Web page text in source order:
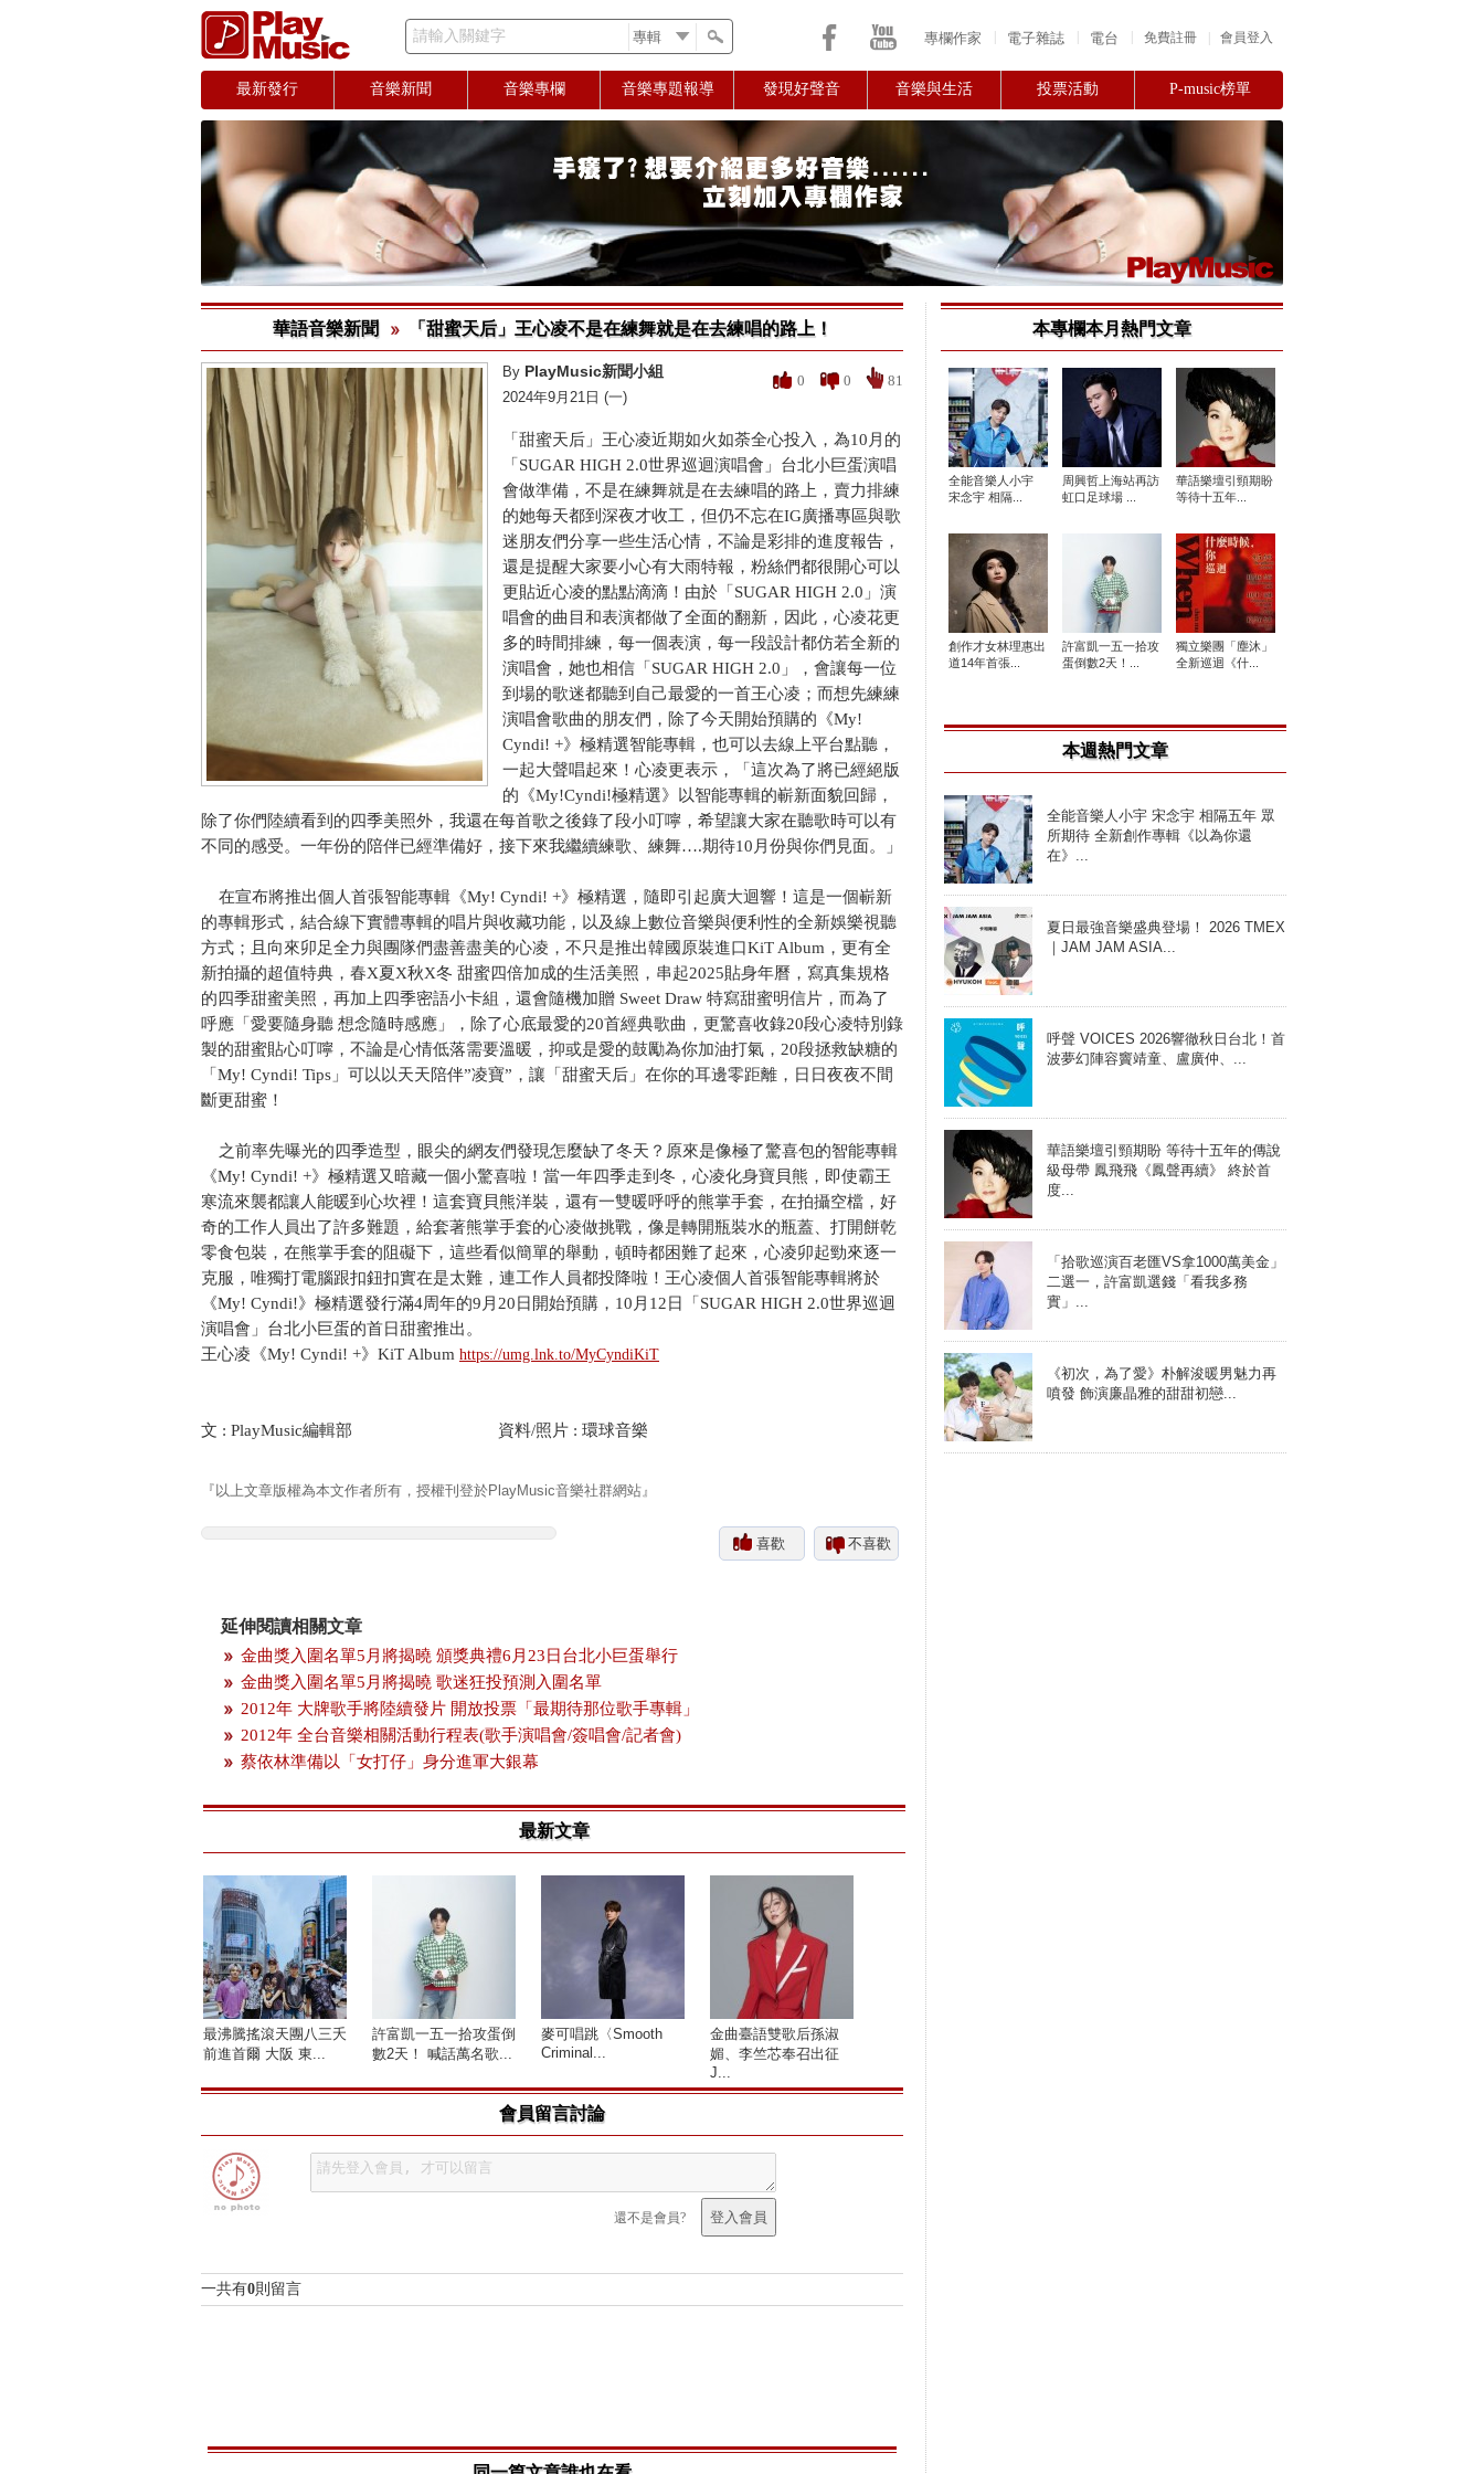
請輸入關鍵字 會員登入
免費註冊
專欄作家 電子雜誌 電台
最新發行 音樂新聞 音樂專欄 音樂專題報導 發現好聲音 音樂與生活 投票活動 P-music榜單
華語音樂新聞 「甜蜜天后」王心凌不是在練舞就是在去練唱的路上！
0 0 81
By PlayMusic新聞小組
2024年9月21日 (一)
「甜蜜天后」王心凌近期如火如荼全心投入，為10月的
「SUGAR HIGH 2.0世界巡迴演唱會」台北小巨蛋演唱
會做準備，不是在練舞就是在去練唱的路上，賣力排練
的她每天都到深夜才收工，但仍不忘在IG廣播專區與歌
迷朋友們分享一些生活心情，不論是彩排的進度報告，
還是提醒大家要小心有大雨特報，粉絲們都很開心可以
更貼近心凌的點點滴滴！由於「SUGAR HIGH 2.0」演
唱會的曲目和表演都做了全面的翻新，因此，心凌花更
多的時間排練，每一個表演，每一段設計都仿若全新的
演唱會，她也相信「SUGAR HIGH 2.0」，會讓每一位
到場的歌迷都聽到自己最愛的一首王心凌；而想先練練
演唱會歌曲的朋友們，除了今天開始預購的《My!
Cyndi! +》極精選智能專輯，也可以去線上平台點聽，
一起大聲唱起來！心凌更表示，「這次為了將已經絕版
的《My!Cyndi!極精選》以智能專輯的嶄新面貌回歸，
除了你們陸續看到的四季美照外，我還在每首歌之後錄了段小叮嚀，希望讓大家在聽歌時可以有
不同的感受。一年份的陪伴已經準備好，接下來我繼續練歌、練舞….期待10月份與你們見面。」
在宣布將推出個人首張智能專輯《My! Cyndi! +》極精選，隨即引起廣大迴響！這是一個嶄新
的專輯形式，結合線下實體專輯的唱片與收藏功能，以及線上數位音樂與便利性的全新娛樂視聽
方式；且向來卯足全力與團隊們盡善盡美的心凌，不只是推出韓國原裝進口KiT Album，更有全
新拍攝的超值特典，春X夏X秋X冬 甜蜜四倍加成的生活美照，串起2025貼身年曆，寫真集規格
的四季甜蜜美照，再加上四季密語小卡組，還會隨機加贈 Sweet Draw 特寫甜蜜明信片，而為了
呼應「愛要隨身聽 想念隨時感應」，除了心底最愛的20首經典歌曲，更驚喜收錄20段心凌特別錄
製的甜蜜貼心叮嚀，不論是心情低落需要溫暖，抑或是愛的鼓勵為你加油打氣，20段拯救缺糖的
「My! Cyndi! Tips」可以以天天陪伴”凌寶”，讓「甜蜜天后」在你的耳邊零距離，日日夜夜不間
斷更甜蜜！
之前率先曝光的四季造型，眼尖的網友們發現怎麼缺了冬天？原來是像極了驚喜包的智能專輯
《My! Cyndi! +》極精選又暗藏一個小驚喜啦！當一年四季走到冬，心凌化身寶貝熊，即使霸王
寒流來襲都讓人能暖到心坎裡！這套寶貝熊洋裝，還有一雙暖呼呼的熊掌手套，在拍攝空檔，好
奇的工作人員出了許多難題，給套著熊掌手套的心凌做挑戰，像是轉開瓶裝水的瓶蓋、打開餅乾
零食包裝，在熊掌手套的阻礙下，這些看似簡單的舉動，頓時都困難了起來，心凌卯起勁來逐一
克服，唯獨打電腦跟扣鈕扣實在是太難，連工作人員都投降啦！王心凌個人首張智能專輯將於
《My! Cyndi!》極精選發行滿4周年的9月20日開始預購，10月12日「SUGAR HIGH 2.0世界巡迴
演唱會」台北小巨蛋的首日甜蜜推出。
王心凌《My! Cyndi! +》KiT Album https://umg.lnk.to/MyCyndiKiT
文 : PlayMusic編輯部 資料/照片 : 環球音樂
『以上文章版權為本文作者所有，授權刊登於PlayMusic音樂社群網站』
喜歡 不喜歡
延伸閱讀相關文章
金曲獎入圍名單5月將揭曉 頒獎典禮6月23日台北小巨蛋舉行
金曲獎入圍名單5月將揭曉 歌迷狂投預測入圍名單
2012年 大牌歌手將陸續發片 開放投票「最期待那位歌手專輯」
2012年 全台音樂相關活動行程表(歌手演唱會/簽唱會/記者會)
蔡依林準備以「女打仔」身分進軍大銀幕
最新文章
最沸騰搖滾天團八三夭
前進首爾 大阪 東...
許富凱一五一拾攻蛋倒
數2天！ 喊話萬名歌...
麥可唱跳〈Smooth
Criminal...
金曲臺語雙歌后孫淑
媚、李竺芯奉召出征
J...
會員留言討論
還不是會員?
一共有0則留言
本專欄本月熱門文章
全能音樂人小宇
宋念宇 相隔...
周興哲上海站再訪
虹口足球場 ...
華語樂壇引頸期盼
等待十五年...
創作才女林理惠出
道14年首張...
許富凱一五一拾攻
蛋倒數2天！...
獨立樂團「塵沐」
全新巡迴《什...
本週熱門文章
全能音樂人小宇 宋念宇 相隔五年 眾
所期待 全新創作專輯《以為你還
在》...
夏日最強音樂盛典登場！ 2026 TMEX
｜JAM JAM ASIA...
呼聲 VOICES 2026響徹秋日台北！首
波夢幻陣容竇靖童、盧廣仲、...
華語樂壇引頸期盼 等待十五年的傳說
級母帶 鳳飛飛《鳳聲再續》 終於首
度...
「拾歌巡演百老匯VS拿1000萬美金」
二選一，許富凱選錢「看我多務
實」...
《初次，為了愛》朴解浚暖男魅力再
噴發 飾演廉晶雅的甜甜初戀...